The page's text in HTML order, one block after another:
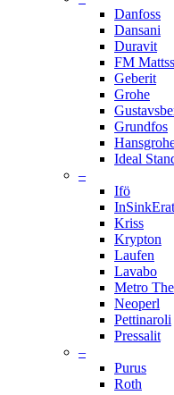
Danfoss
Dansani
Duravit
FM
Geberit
Grohe
Grundfos
Ideal
–
Ifö
Kriss
Krypton
Laufen
Lavabo
Metro
Neoperl
Pettinaroli
Pressalit
–
Purus
Roth